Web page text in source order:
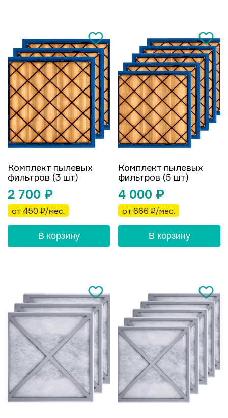
Комплект пылевых
фильтров (3 шт)
2 700 ₽
от 450 ₽/мес.
В корзину
Комплект пылевых
фильтров (5 шт)
4 000 ₽
от 666 ₽/мес.
В корзину